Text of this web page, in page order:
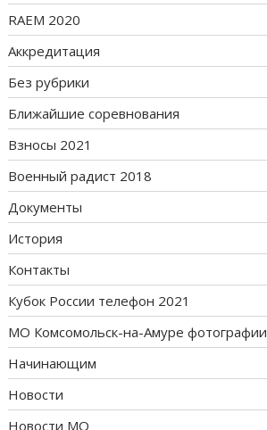
RAEM 2020
Аккредитация
Без рубрики
Ближайшие соревнования
Взносы 2021
Военный радист 2018
Документы
История
Контакты
Кубок России телефон 2021
МО Комсомольск-на-Амуре фотографии
Начинающим
Новости
Новости МО